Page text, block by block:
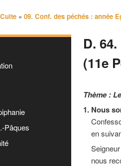
D.
(11e
Thème :
1. Nous
en
Seigneur
nous
» 09. Conf. des péchés : année
Pâques